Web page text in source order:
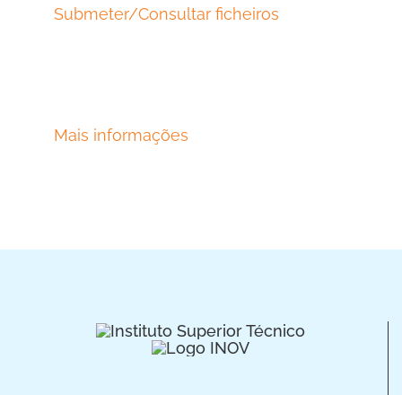
Submeter/Consultar ficheiros
Mais informações